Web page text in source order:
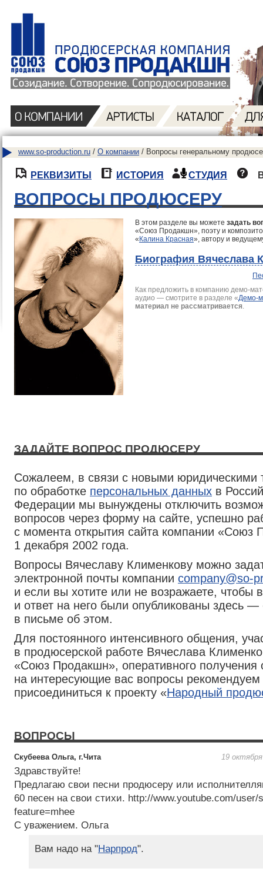
www.so-production.ru / О компании / Вопросы генеральному
РЕКВИЗИТЫ ИСТОРИЯ СТУДИЯ
ВОПРОСЫ ПРОДЮСЕРУ
В этом разделе вы можете задать
«Союз Продакшн», поэту и
«Калина Красная», автору и
Биография Вячеслава
Как предложить в компанию демо-
аудио — смотрите в разделе «Демо-
материал не рассматривается.
ЗАДАЙТЕ ВОПРОС ПРОДЮСЕРУ
Сожалеем, в связи с новыми юридическими
по обработке персональных данных в
Федерации мы вынуждены отключить
вопросов через форму на сайте, успешно
с момента открытия сайта компании «Союз
1 декабря 2002 года.
Вопросы Вячеславу Клименкову можно
электронной почты компании company@so-
и если вы хотите или не возражаете, чтобы
и ответ на него были опубликованы здесь
в письме об этом.
Для постоянного интенсивного общения,
в продюсерской работе Вячеслава
«Союз Продакшн», оперативного получения
на интересующие вас вопросы рекомендуем
присоединиться к проекту «Народный
ВОПРОСЫ
Скубеева Ольга, г.Чита 19
Здравствуйте!
Предлагаю свои песни продюсеру или
60 песен на свои стихи. http://www.youtube.com/user/
feature=mhee
С уважением. Ольга
Вам надо на "Нарпрод".